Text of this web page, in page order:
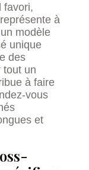
favori,
à
modèle
unique
des
tout un
à faire
vous
et